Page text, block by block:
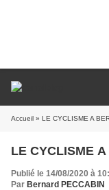
Accueil » LE CYCLISME A
LE CYCLISME
Publié le 14/08/2020 à
Par Bernard PECCABIN